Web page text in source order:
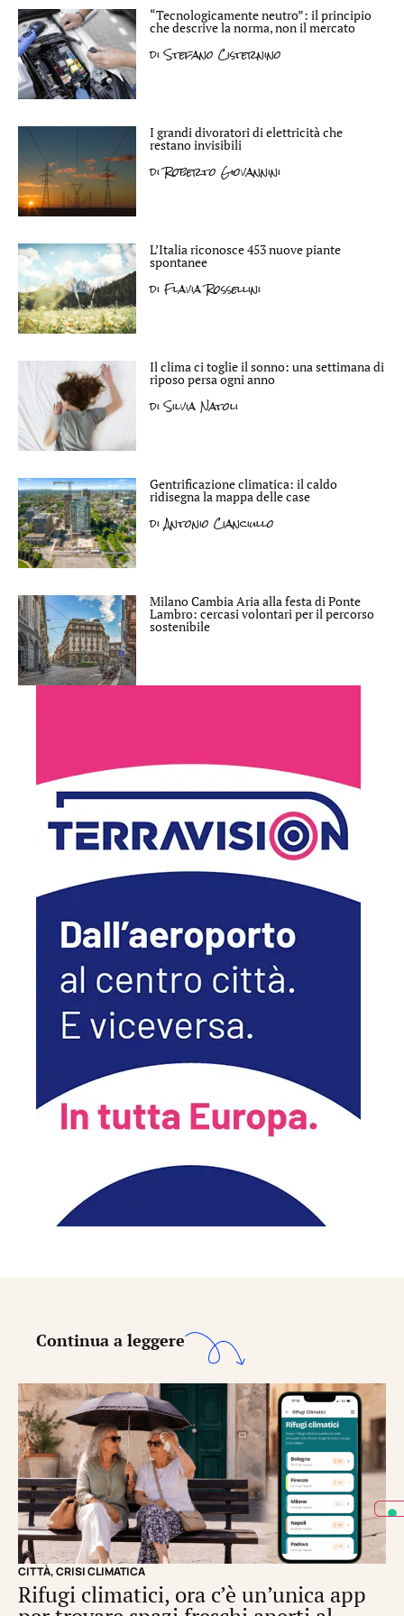
“Tecnologicamente neutro”: il principio
che descrive la norma, non il mercato
diStefano Cisternino
I grandi divoratori di elettricità che
restano invisibili
diRoberto Giovannini
L’Italia riconosce 453 nuove piante
spontanee
di Flavia Rossellini
Il clima ci toglie il sonno: una settimana di
riposo persa ogni anno
diSilvia Natoli
Gentrificazione climatica: il caldo
ridisegna la mappa delle case
diAntonio Cianciullo
Milano Cambia Aria alla festa di Ponte
Lambro: cercasi volontari per il percorso
sostenibile
Continua a leggere
CITTÀ,CRISI CLIMATICA
Rifugi climatici, ora c’è un’unica app